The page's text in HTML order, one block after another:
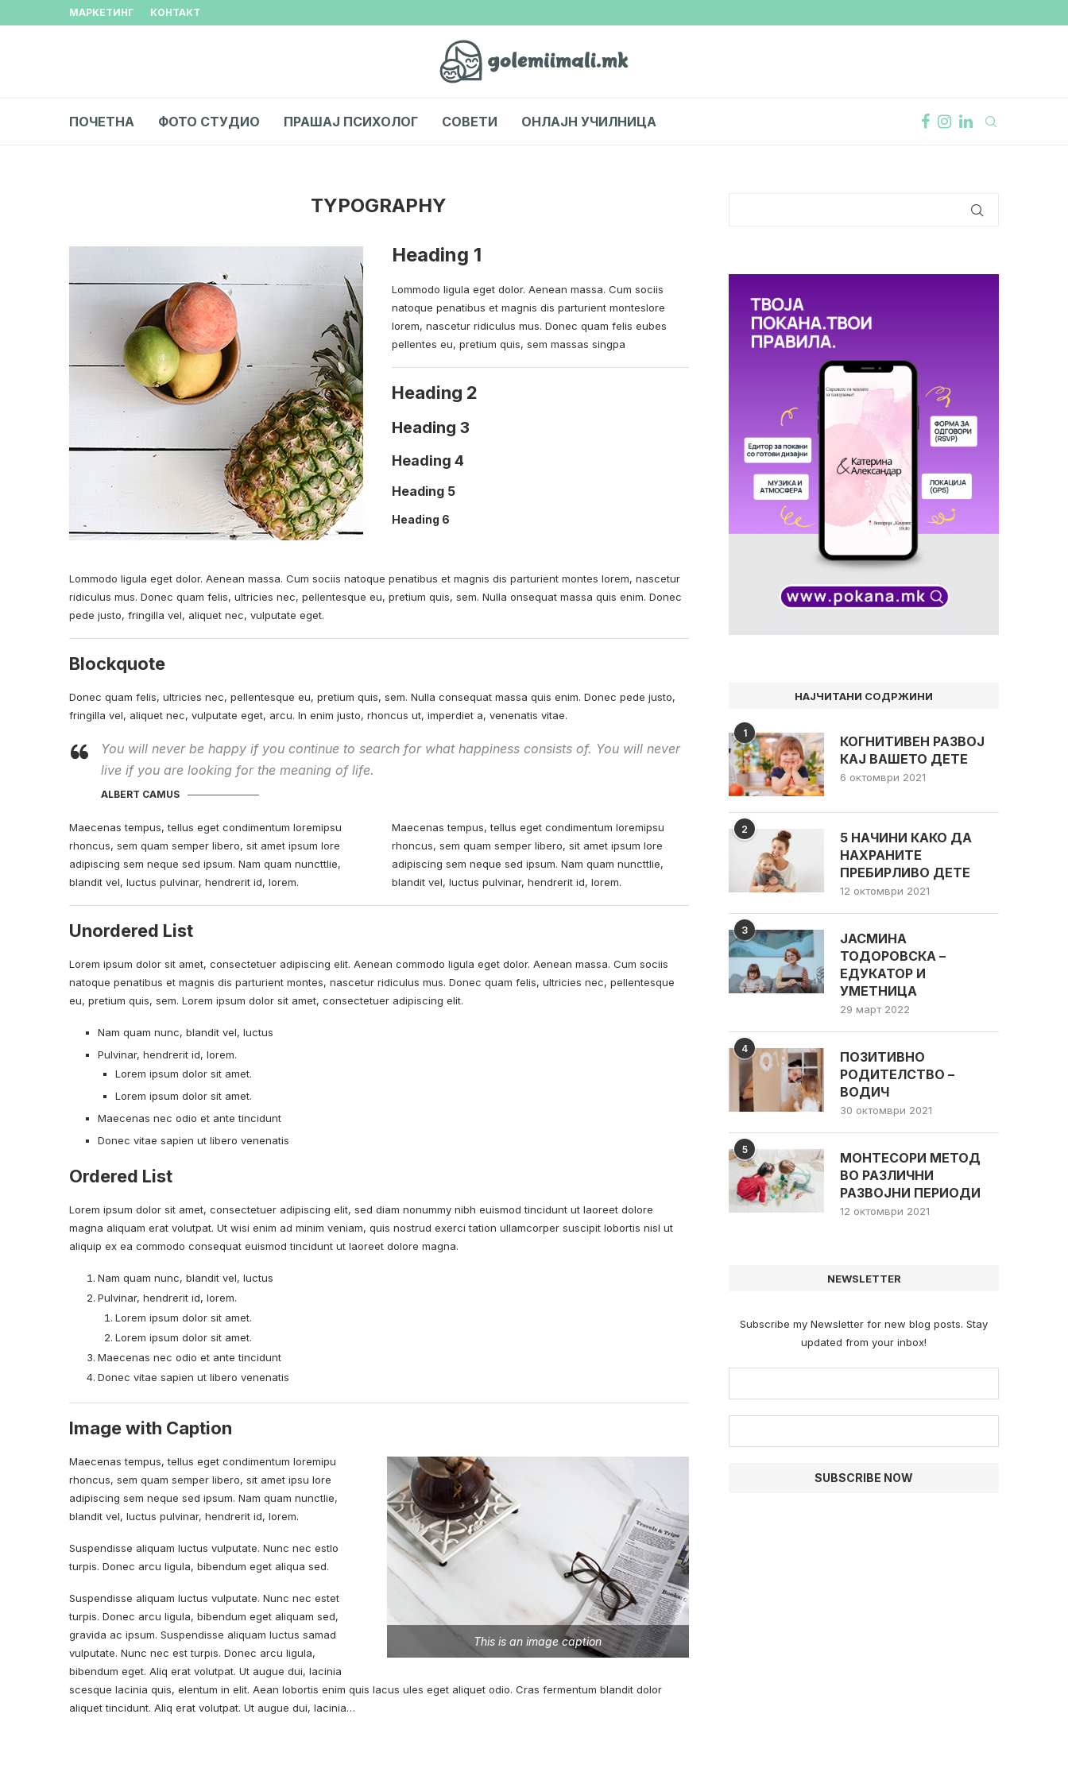
МАРКЕТИНГ КОНТАКТ
ПОЧЕТНА ФОТО СТУДИО ПРАШАЈ ПСИХОЛОГ СОВЕТИ ОНЛАЈН УЧИЛНИЦА
TYPOGRAPHY
Heading 1
Lommodo ligula eget dolor. Aenean massa. Cum sociis
natoque penatibus et magnis dis parturient monteslore
lorem, nascetur ridiculus mus. Donec quam felis eubes
pellentes eu, pretium quis, sem massas singpa
Heading 2
Heading 3
Heading 4
Heading 5
Heading 6
Lommodo ligula eget dolor. Aenean massa. Cum sociis natoque penatibus et magnis dis parturient montes lorem, nascetur
ridiculus mus. Donec quam felis, ultricies nec, pellentesque eu, pretium quis, sem. Nulla onsequat massa quis enim. Donec
pede justo, fringilla vel, aliquet nec, vulputate eget.
Blockquote
Donec quam felis, ultricies nec, pellentesque eu, pretium quis, sem. Nulla consequat massa quis enim. Donec pede justo,
fringilla vel, aliquet nec, vulputate eget, arcu. In enim justo, rhoncus ut, imperdiet a, venenatis vitae.
You will never be happy if you continue to search for what happiness consists of. You will never
live if you are looking for the meaning of life.
ALBERT CAMUS
Maecenas tempus, tellus eget condimentum loremipsu
rhoncus, sem quam semper libero, sit amet ipsum lore
adipiscing sem neque sed ipsum. Nam quam nuncttlie,
blandit vel, luctus pulvinar, hendrerit id, lorem.
Maecenas tempus, tellus eget condimentum loremipsu
rhoncus, sem quam semper libero, sit amet ipsum lore
adipiscing sem neque sed ipsum. Nam quam nuncttlie,
blandit vel, luctus pulvinar, hendrerit id, lorem.
Unordered List
Lorem ipsum dolor sit amet, consectetuer adipiscing elit. Aenean commodo ligula eget dolor. Aenean massa. Cum sociis
natoque penatibus et magnis dis parturient montes, nascetur ridiculus mus. Donec quam felis, ultricies nec, pellentesque
eu, pretium quis, sem. Lorem ipsum dolor sit amet, consectetuer adipiscing elit.
Nam quam nunc, blandit vel, luctus
Pulvinar, hendrerit id, lorem.
Lorem ipsum dolor sit amet.
Lorem ipsum dolor sit amet.
Maecenas nec odio et ante tincidunt
Donec vitae sapien ut libero venenatis
Ordered List
Lorem ipsum dolor sit amet, consectetuer adipiscing elit, sed diam nonummy nibh euismod tincidunt ut laoreet dolore
magna aliquam erat volutpat. Ut wisi enim ad minim veniam, quis nostrud exerci tation ullamcorper suscipit lobortis nisl ut
aliquip ex ea commodo consequat euismod tincidunt ut laoreet dolore magna.
Nam quam nunc, blandit vel, luctus
Pulvinar, hendrerit id, lorem.
Lorem ipsum dolor sit amet.
Lorem ipsum dolor sit amet.
Maecenas nec odio et ante tincidunt
Donec vitae sapien ut libero venenatis
Image with Caption
This is an image caption
Maecenas tempus, tellus eget condimentum loremipu
rhoncus, sem quam semper libero, sit amet ipsu lore
adipiscing sem neque sed ipsum. Nam quam nunctlie,
blandit vel, luctus pulvinar, hendrerit id, lorem.
Suspendisse aliquam luctus vulputate. Nunc nec estlo
turpis. Donec arcu ligula, bibendum eget aliqua sed.
Suspendisse aliquam luctus vulputate. Nunc nec estet
turpis. Donec arcu ligula, bibendum eget aliquam sed,
gravida ac ipsum. Suspendisse aliquam luctus samad
vulputate. Nunc nec est turpis. Donec arcu ligula,
bibendum eget. Aliq erat volutpat. Ut augue dui, lacinia
scesque lacinia quis, elentum in elit. Aean lobortis enim quis lacus ules eget aliquet odio. Cras fermentum blandit dolor
aliquet tincidunt. Aliq erat volutpat. Ut augue dui, lacinia…
НАЈЧИТАНИ СОДРЖИНИ
1
КОГНИТИВЕН РАЗВОЈ
КАЈ ВАШЕТО ДЕТЕ
6 октомври 2021
2
5 НАЧИНИ КАКО ДА
НАХРАНИТЕ
ПРЕБИРЛИВО ДЕТЕ
12 октомври 2021
3
ЈАСМИНА
ТОДОРОВСКА –
ЕДУКАТОР И
УМЕТНИЦА
29 март 2022
4
ПОЗИТИВНО
РОДИТЕЛСТВО –
ВОДИЧ
30 октомври 2021
5
МОНТЕСОРИ МЕТОД
ВО РАЗЛИЧНИ
РАЗВОЈНИ ПЕРИОДИ
12 октомври 2021
NEWSLETTER
Subscribe my Newsletter for new blog posts. Stay
updated from your inbox!